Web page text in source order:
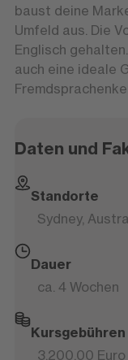
baust deine
Umfeld aus. Die
Englisch
auch eine ideale
Daten und
Standorte
Sydney,
Dauer
ca. 4 Wochen
Kursgebühren
3.200,00 Euro